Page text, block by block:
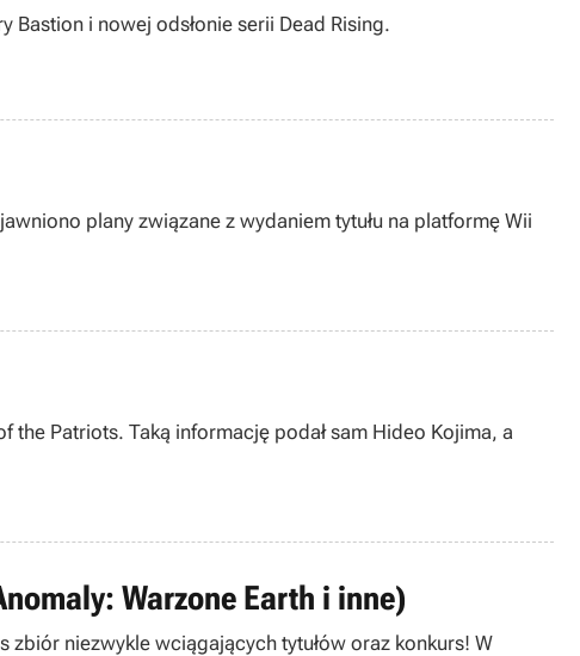
i nowej odsłonie serii Dead Rising.
plany związane z wydaniem tytułu na platformę Wii
the Patriots. Taką informację podał sam Hideo Kojima, a
Warzone Earth i inne)
niezwykle wciągających tytułów oraz konkurs! W